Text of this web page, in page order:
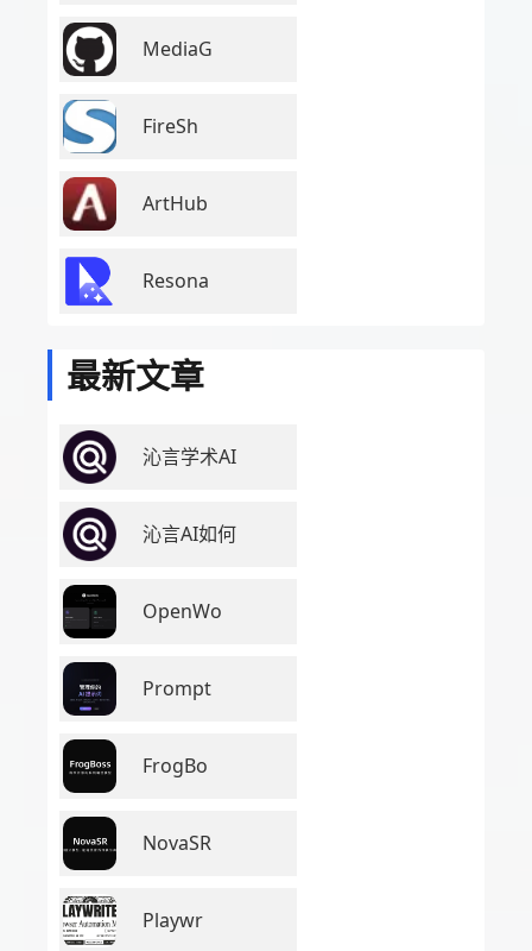
MediaG
FireSh
ArtHub
Resona
最新文章
沁言学术AI
沁言AI如何
OpenWo
Prompt
FrogBo
NovaSR
Playwr